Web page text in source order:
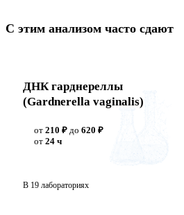
С этим анализом часто сдают
ДНК гарднереллы
(Gardnerella vaginalis)
от 210 ₽ до 620 ₽
от 24 ч
В 19 лабораториях